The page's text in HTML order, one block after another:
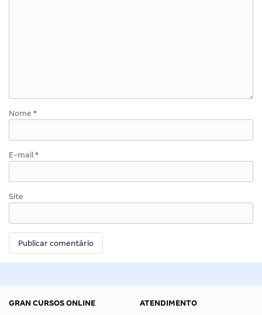
Nome *
E-mail *
Site
GRAN CURSOS ONLINE
ATENDIMENTO